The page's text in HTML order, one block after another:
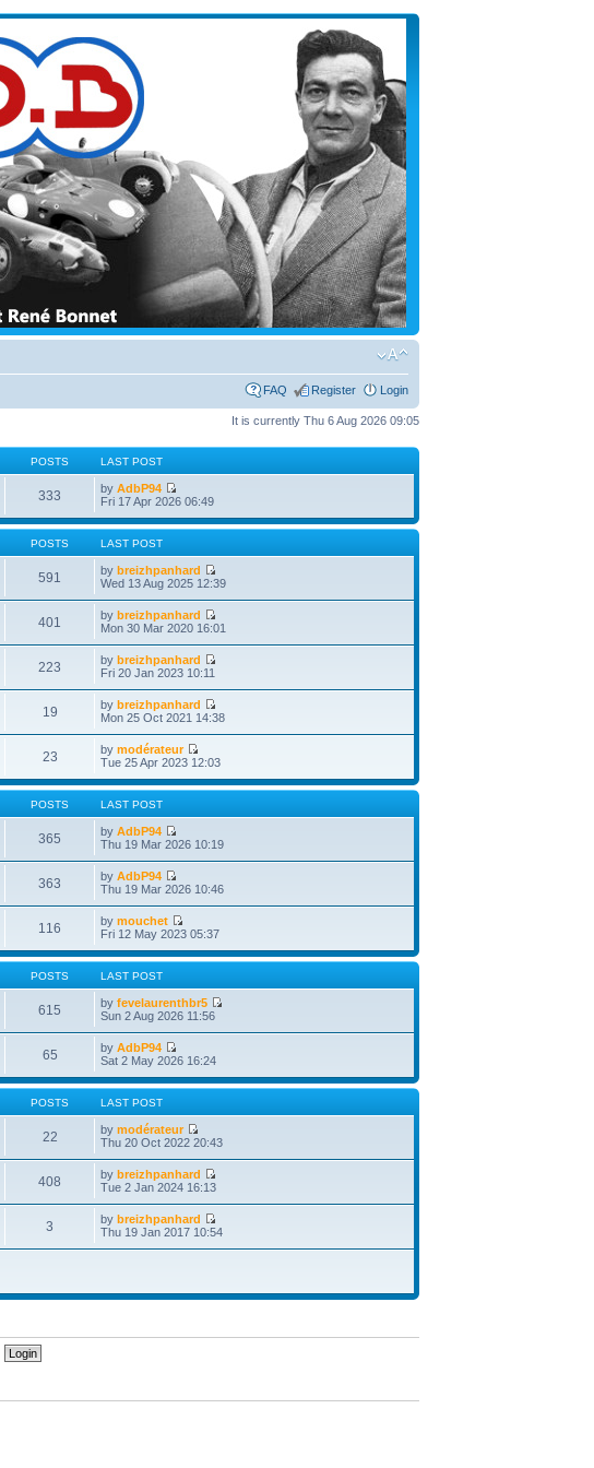
FAQ Register Login
It is currently Thu 6 Aug 2026 09:05
POSTS LAST POST
333 byAdbP94
Fri 17 Apr 2026 06:49
POSTS LAST POST
591 bybreizhpanhard
Wed 13 Aug 2025 12:39
401 bybreizhpanhard
Mon 30 Mar 2020 16:01
223 bybreizhpanhard
Fri 20 Jan 2023 10:11
19 bybreizhpanhard
Mon 25 Oct 2021 14:38
23 bymodérateur
Tue 25 Apr 2023 12:03
POSTS LAST POST
365 byAdbP94
Thu 19 Mar 2026 10:19
363 byAdbP94
Thu 19 Mar 2026 10:46
116 bymouchet
Fri 12 May 2023 05:37
POSTS LAST POST
615 byfevelaurenthbr5
Sun 2 Aug 2026 11:56
65 byAdbP94
Sat 2 May 2026 16:24
POSTS LAST POST
22 bymodérateur
Thu 20 Oct 2022 20:43
408 bybreizhpanhard
Tue 2 Jan 2024 16:13
3 bybreizhpanhard
Thu 19 Jan 2017 10:54